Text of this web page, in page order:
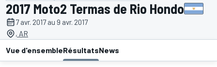
2017 Moto2 Termas de Rio Hondo
7 avr. 2017 au 9 avr. 2017
, AR
Vue d'ensembleRésultatsNews